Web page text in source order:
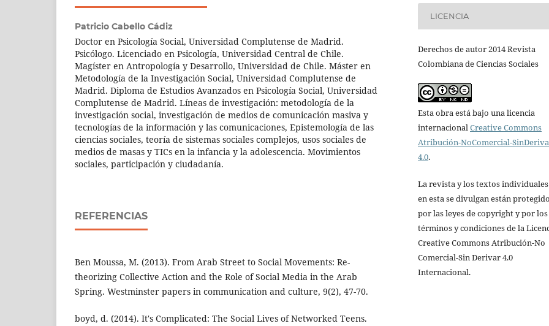
Patricio Cabello Cádiz
Doctor en Psicología Social, Universidad Complutense de Madrid.
Psicólogo. Licenciado en Psicología, Universidad Central de Chile.
Magíster en Antropología y Desarrollo, Universidad de Chile. Máster en
Metodología de la Investigación Social, Universidad Complutense de
Madrid. Diploma de Estudios Avanzados en Psicología Social, Universidad
Complutense de Madrid. Líneas de investigación: metodología de la
investigación social, investigación de medios de comunicación masiva y
tecnologías de la información y las comunicaciones, Epistemología de las
ciencias sociales, teoría de sistemas sociales complejos, usos sociales de
medios de masas y TICs en la infancia y la adolescencia. Movimientos
sociales, participación y ciudadanía.
REFERENCIAS
Ben Moussa, M. (2013). From Arab Street to Social Movements: Re-
theorizing Collective Action and the Role of Social Media in the Arab
Spring. Westminster papers in communication and culture, 9(2), 47-70.
boyd, d. (2014). It's Complicated: The Social Lives of Networked Teens.
LICENCIA
Derechos de autor 2014 Revista
Colombiana de Ciencias Sociales
Esta obra está bajo una licencia
internacionalCreative Commons
Atribución-NoComercial-
4.0.
La revista y los textos
en esta se divulgan están
por las leyes de copyright y por los
términos y condiciones de la
Creative Commons Atribución-No
Comercial-Sin Derivar 4.0
Internacional.